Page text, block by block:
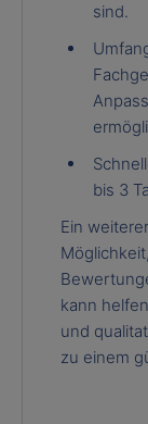
sind.
bis 3
Ein
kann
und
zu einem